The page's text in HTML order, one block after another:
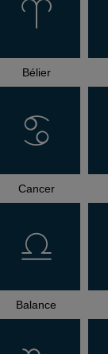
Bélier
Cancer
Balance